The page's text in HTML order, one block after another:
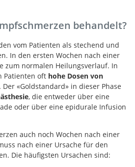
behandelt?
vom Patienten als stechend und
In den ersten Wochen nach einer
zum normalen Heilungsverlauf. In
Patienten oft hohe Dosen von
Der «Goldstandard» in dieser Phase
, die entweder über eine
oder über eine epidurale Infusion
BJA Education.
auch noch Wochen nach einer
nach einer Ursache für den
Die häufigsten Ursachen sind: